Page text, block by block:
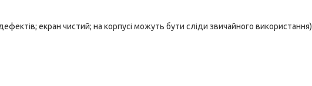
екран чистий; на корпусі можуть бути сліди звичайного використання)